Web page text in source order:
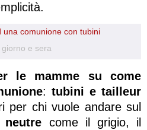
giorno e sera
le mamme su come
: tubini e tailleur
per chi vuole andare sul
come il grigio, il